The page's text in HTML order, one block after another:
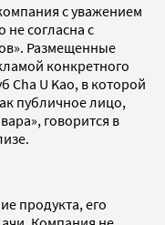
с уважением
не согласна с
Размещенные
конкретного
Cha U Kao, в которой
публичное лицо,
говорится в
продукта, его